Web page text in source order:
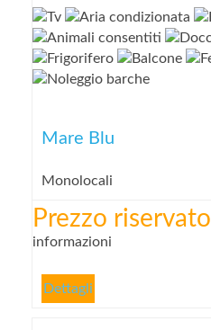
Mare Blu
Monolocali
Prezzo riservato
informazioni
Dettagli